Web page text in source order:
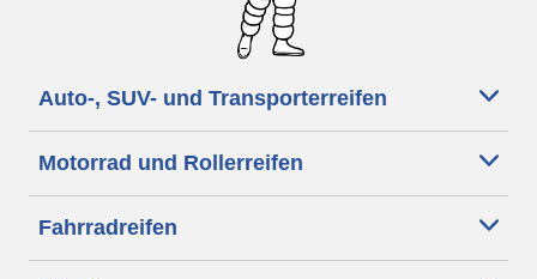
Auto-, SUV- und Transporterreifen
Motorrad und Rollerreifen
Fahrradreifen